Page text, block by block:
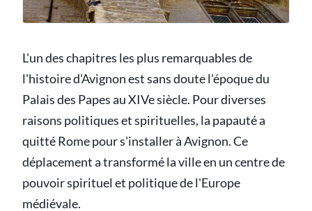
L'un des chapitres les plus remarquables de
l'histoire d'Avignon est sans doute l'époque du
Palais des Papes au XIVe siècle. Pour diverses
raisons politiques et spirituelles, la papauté a
quitté Rome pour s'installer à Avignon. Ce
déplacement a transformé la ville en un centre de
pouvoir spirituel et politique de l'Europe
médiévale.